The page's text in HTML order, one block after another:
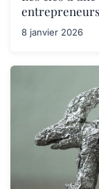
8 janvier 2026